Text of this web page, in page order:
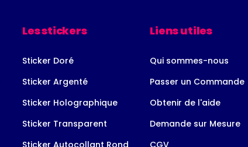
Les stickers
Sticker Doré
Sticker Argenté
Sticker Holographique
Sticker Transparent
Liens utiles
Qui sommes-nous
Passer un Commande
Obtenir de l'aide
Demande sur Mesure